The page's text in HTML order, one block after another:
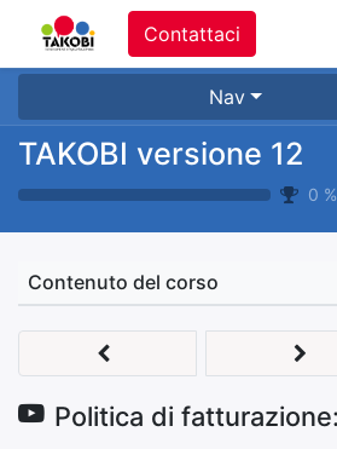
Contattaci
Nav
TAKOBI versione 12
0 %
Contenuto del corso